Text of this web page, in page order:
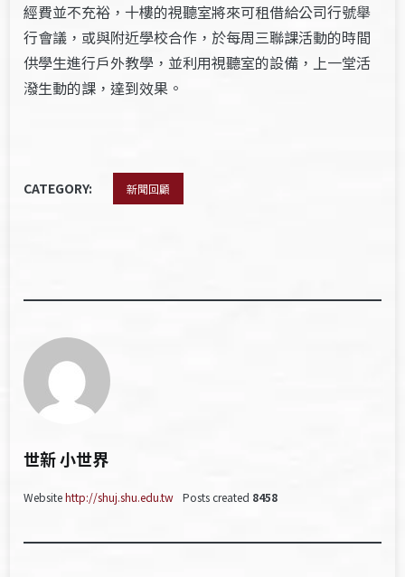
經費並不充裕，十樓的視聽室將來可租借給公司行號舉
行會議，或與附近學校合作，於每周三聯課活動的時間
供學生進行戶外教學，並利用視聽室的設備，上一堂活
潑生動的課，達到效果。
CATEGORY: 新聞回顧
世新 小世界
Websitehttp://shuj.shu.edu.tw Posts created 8458